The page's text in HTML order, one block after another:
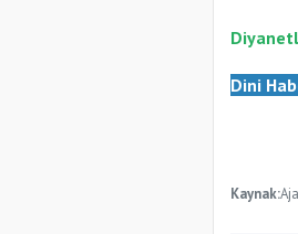
Dini
Kaynak: